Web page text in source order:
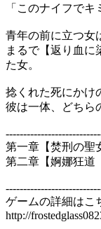
「このナイフでキ
青年の前に立つ女
まるで【返り血に
た女。
捻くれた死にか
彼は一体、どちら
第一章【焚刑の聖
第二章【婀娜狂道
ゲームの詳細はこ
http://